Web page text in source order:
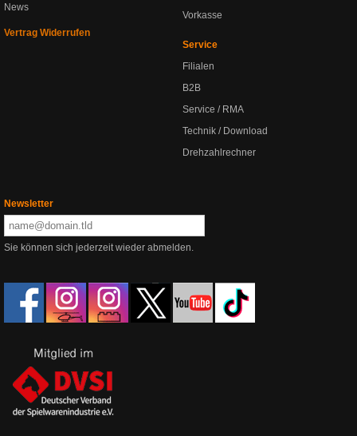
News
Vertrag Widerrufen
Vorkasse
Service
Filialen
B2B
Service / RMA
Technik / Download
Drehzahlrechner
Newsletter
Sie können sich jederzeit wieder abmelden.